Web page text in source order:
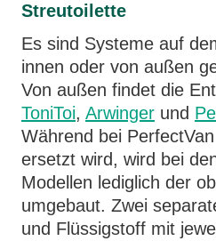
Streutoilette
Es sind Systeme auf
innen oder von außen
Von außen findet die
ToniToi, Arwinger und
Während bei
ersetzt wird, wird bei
Modellen lediglich der
umgebaut. Zwei
und Flüssigstoff mit